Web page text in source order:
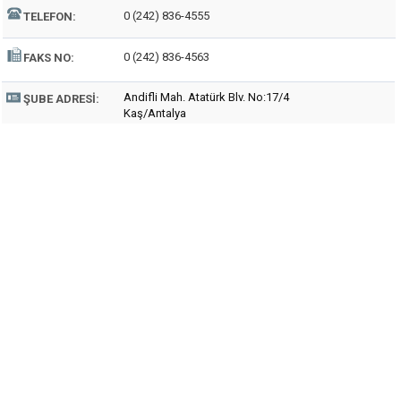
TELEFON: 0 (242) 836-4555
FAKS NO: 0 (242) 836-4563
ŞUBE ADRESI:
Andifli Mah. Atatürk Blv. No:17/4
Kaş/Antalya